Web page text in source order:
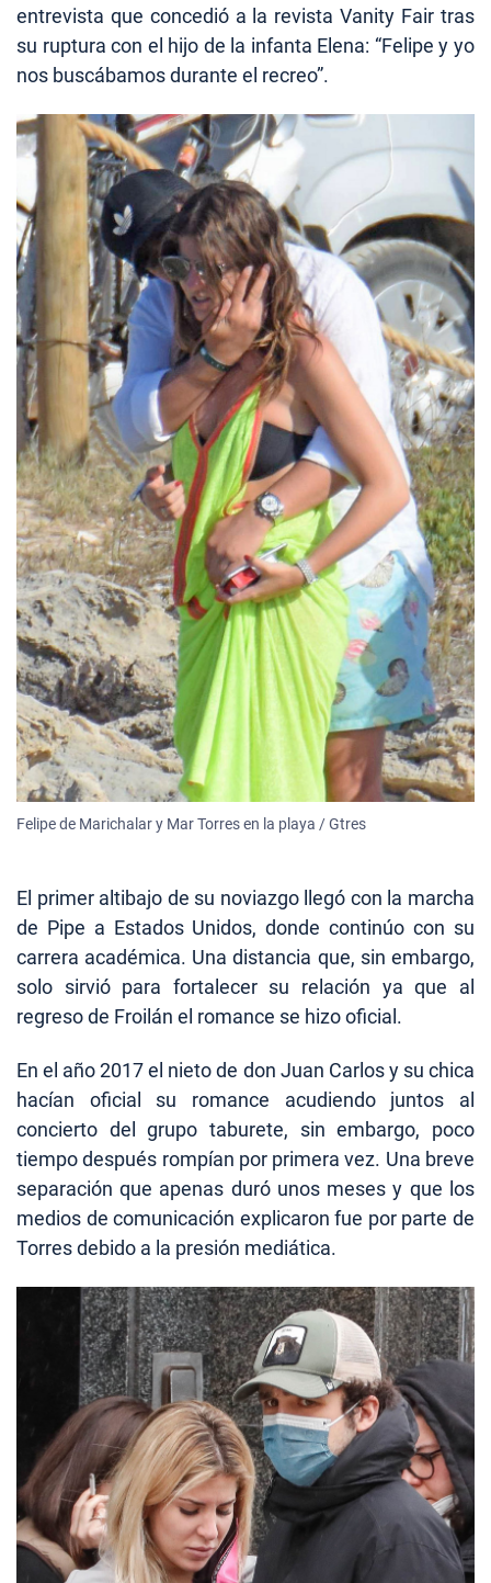
entrevista que concedió a la revista Vanity Fair tras
su ruptura con el hijo de la infanta Elena: “Felipe y yo
nos buscábamos durante el recreo”.
Felipe de Marichalar y Mar Torres en la playa / Gtres
El primer altibajo de su noviazgo llegó con la marcha
de Pipe a Estados Unidos, donde continúo con su
carrera académica. Una distancia que, sin embargo,
solo sirvió para fortalecer su relación ya que al
regreso de Froilán el romance se hizo oficial.
En el año 2017 el nieto de don Juan Carlos y su chica
hacían oficial su romance acudiendo juntos al
concierto del grupo taburete, sin embargo, poco
tiempo después rompían por primera vez. Una breve
separación que apenas duró unos meses y que los
medios de comunicación explicaron fue por parte de
Torres debido a la presión mediática.